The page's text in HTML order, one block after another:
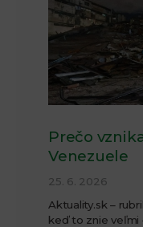
Prečo
Venezuele
25. 6. 2026
Aktuality.sk –
keď to znie veľmi